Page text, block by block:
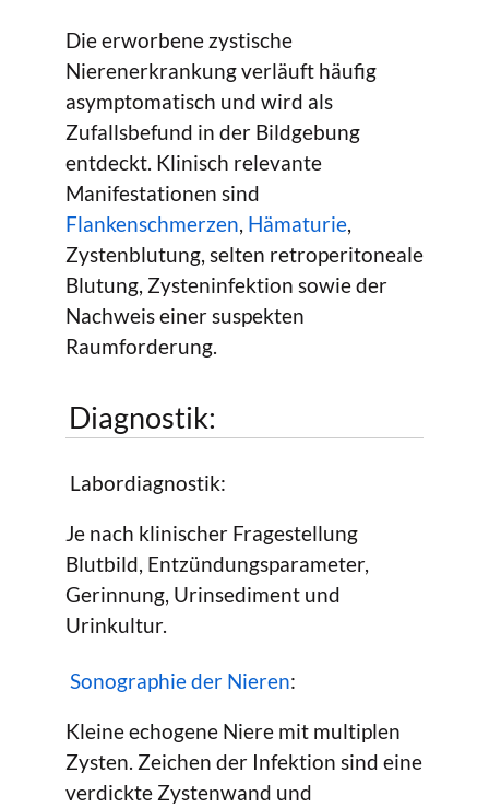
Die erworbene zystische
Nierenerkrankung verläuft häufig
asymptomatisch und wird als
Zufallsbefund in der Bildgebung
entdeckt. Klinisch relevante
Manifestationen sind
Flankenschmerzen, Hämaturie,
Zystenblutung, selten retroperitoneale
Blutung, Zysteninfektion sowie der
Nachweis einer suspekten
Raumforderung.
Diagnostik:
Labordiagnostik:
Je nach klinischer Fragestellung
Blutbild, Entzündungsparameter,
Gerinnung, Urinsediment und
Urinkultur.
Sonographie der Nieren:
Kleine echogene Niere mit multiplen
Zysten. Zeichen der Infektion sind eine
verdickte Zystenwand und